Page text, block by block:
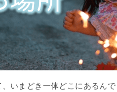
いまどき一体どこにあるんで